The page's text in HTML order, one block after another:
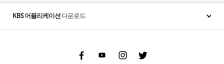
KBS 어플리케이션다운로드
FacebookYoutubeInstgram